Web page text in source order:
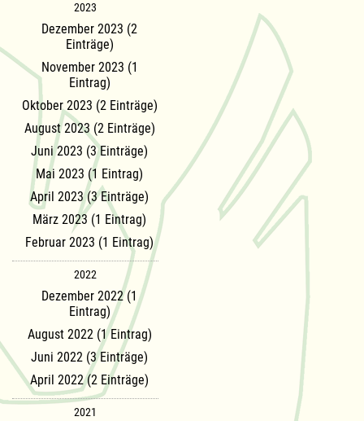
2023
Dezember 2023 (2
Einträge)
November 2023 (1
Eintrag)
Oktober 2023 (2 Einträge)
August 2023 (2 Einträge)
Juni 2023 (3 Einträge)
Mai 2023 (1 Eintrag)
April 2023 (3 Einträge)
März 2023 (1 Eintrag)
Februar 2023 (1 Eintrag)
2022
Dezember 2022 (1
Eintrag)
August 2022 (1 Eintrag)
Juni 2022 (3 Einträge)
April 2022 (2 Einträge)
2021